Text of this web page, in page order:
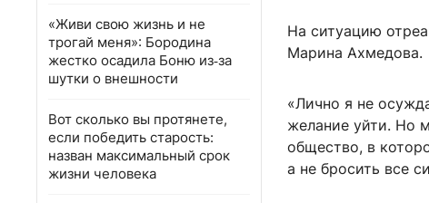
«Живи свою жизнь и не
трогай меня»: Бородина
жестко осадила Боню из‑за
шутки о внешности
Вот сколько вы протянете,
если победить старость:
назван максимальный срок
жизни человека
На ситуацию
Марина Ахмедова.
«Лично я не
желание уйти. Но
общество, в
а не бросить все